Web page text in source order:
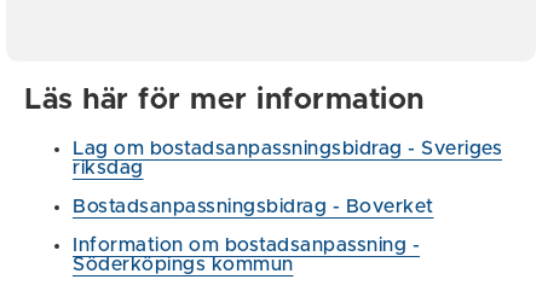
Läs här för mer information
Lag om bostadsanpassningsbidrag - Sveriges
riksdag
Bostadsanpassningsbidrag - Boverket
Information om bostadsanpassning -
Söderköpings kommun